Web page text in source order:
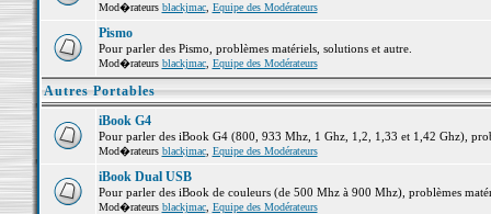
Mod�rateurs blackjmac, Equipe des Modérateurs
Pismo
Pour parler des Pismo, problèmes matériels, solutions et autre.
Mod�rateurs blackjmac, Equipe des Modérateurs
Autres Portables
iBook G4
Pour parler des iBook G4 (800, 933 Mhz, 1 Ghz, 1,2, 1,33 et 1,42 Ghz),
Mod�rateurs blackjmac, Equipe des Modérateurs
iBook Dual USB
Pour parler des iBook de couleurs (de 500 Mhz à 900 Mhz), problèmes
Mod�rateurs blackjmac, Equipe des Modérateurs